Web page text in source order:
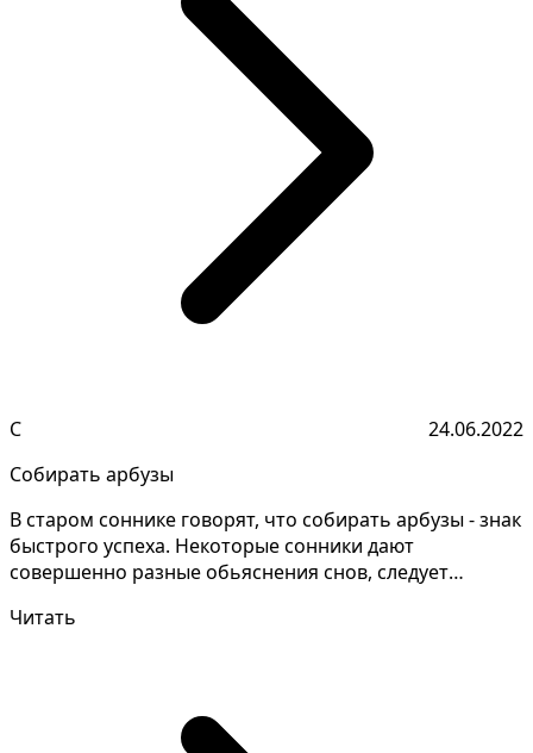
С
24.06.2022
Собирать арбузы
В старом соннике говорят, что собирать арбузы - знак
быстрого успеха. Некоторые сонники дают
совершенно разные обьяснения снов, следует
Читать